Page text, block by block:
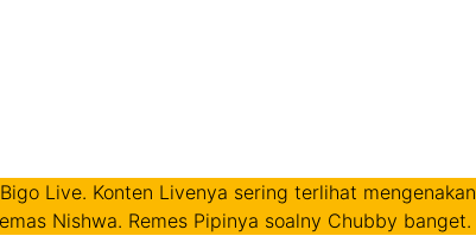
Live. Konten Livenya sering terlihat mengenakan
Nishwa. Remes Pipinya soalny Chubby banget.